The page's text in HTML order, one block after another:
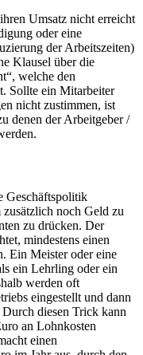
Umsatz nicht erreicht
oder eine
der Arbeitszeiten)
Klausel über die
welche den
Sollte ein Mitarbeiter
nicht zustimmen, ist
denen der Arbeitgeber /
Geschäftspolitik
noch Geld zu
zu drücken. Der
mindestens einen
Ein Meister oder eine
ein Lehrling oder ein
werden oft
eingestellt und dann
Durch diesen Trick kann
an Lohnkosten
einen